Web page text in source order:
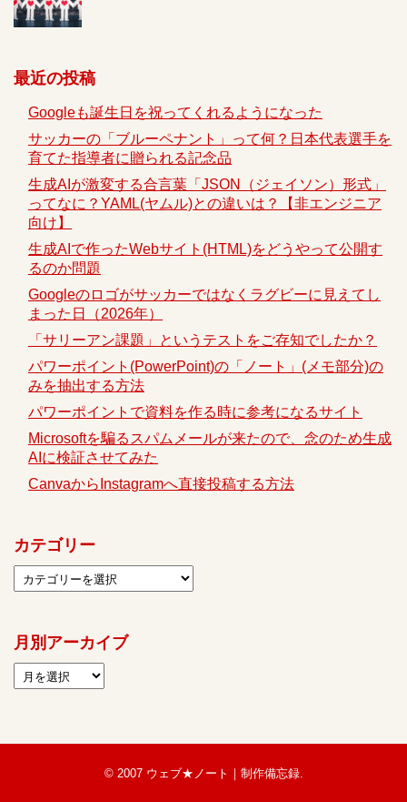
最近の投稿
Googleも誕生日を祝ってくれるようになった
サッカーの「ブルーペナント」って何？日本代表選手を
育てた指導者に贈られる記念品
生成AIが激変する合言葉「JSON（ジェイソン）形式」
ってなに？YAML(ヤムル)との違いは？【非エンジニア
向け】
生成AIで作ったWebサイト(HTML)をどうやって公開す
るのか問題
Googleのロゴがサッカーではなくラグビーに見えてし
まった日（2026年）
「サリーアン課題」というテストをご存知でしたか？
パワーポイント(PowerPoint)の「ノート」(メモ部分)の
みを抽出する方法
パワーポイントで資料を作る時に参考になるサイト
Microsoftを騙るスパムメールが来たので、念のため生成
AIに検証させてみた
CanvaからInstagramへ直接投稿する方法
カテゴリー
月別アーカイブ
© 2007 ウェブ★ノート｜制作備忘録.